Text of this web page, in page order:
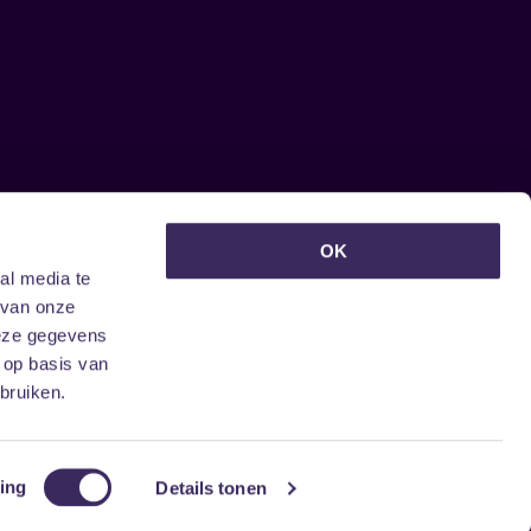
media te
onze
gegevens
basis van
Details tonen
OK
ontvangen?